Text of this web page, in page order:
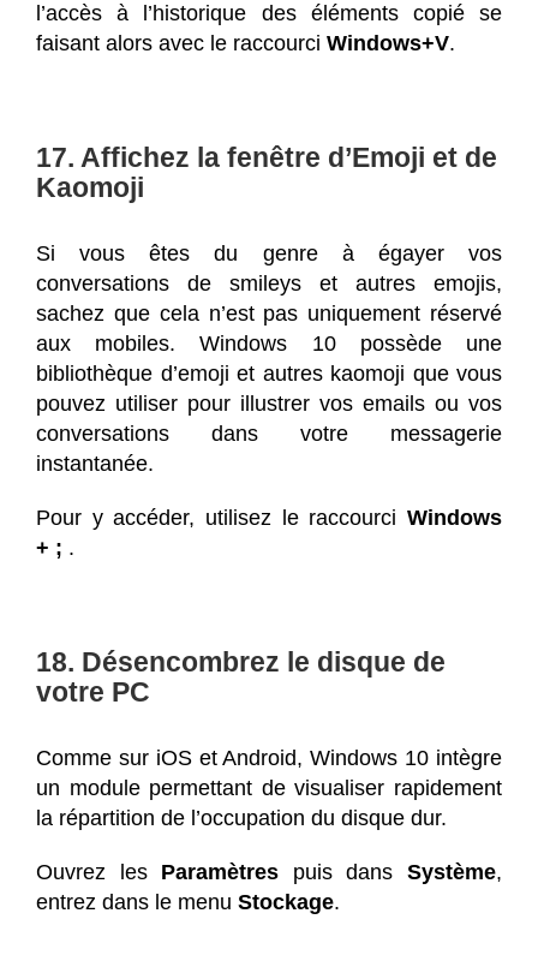
l’accès à l’historique des éléments copié se
faisant alors avec le raccourci Windows+V.
17. Affichez la fenêtre d’Emoji et de
Kaomoji
Si vous êtes du genre à égayer vos
conversations de smileys et autres emojis,
sachez que cela n’est pas uniquement réservé
aux mobiles. Windows 10 possède une
bibliothèque d’emoji et autres kaomoji que vous
pouvez utiliser pour illustrer vos emails ou vos
conversations dans votre messagerie
instantanée.
Pour y accéder, utilisez le raccourci Windows
+ ; .
18. Désencombrez le disque de
votre PC
Comme sur iOS et Android, Windows 10 intègre
un module permettant de visualiser rapidement
la répartition de l’occupation du disque dur.
Ouvrez les Paramètres puis dansSystème,
entrez dans le menu Stockage.